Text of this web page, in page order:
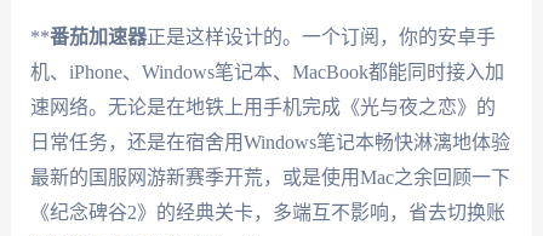
**番茄加速器正是这样设计的。一个订阅，你的安卓手
机、iPhone、Windows笔记本、MacBook都能同时接入加
速网络。无论是在地铁上用手机完成《光与夜之恋》的
日常任务，还是在宿舍用Windows笔记本畅快淋漓地体验
最新的国服网游新赛季开荒，或是使用Mac之余回顾一下
《纪念碑谷2》的经典关卡，多端互不影响，省去切换账